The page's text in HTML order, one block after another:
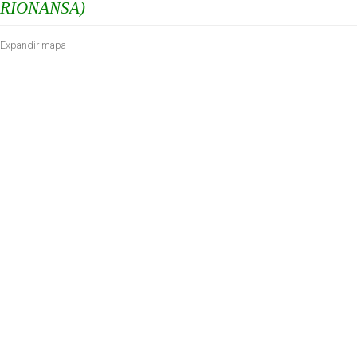
RIONANSA)
Expandir mapa